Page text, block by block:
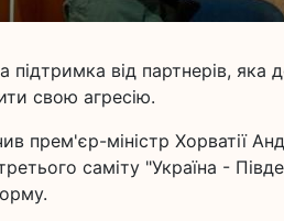
підтримка від партнерів,
свою агресію.
прем'єр-міністр Хорватії
саміту "Україна -